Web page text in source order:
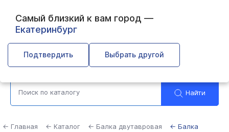
Самый близкий к вам город —
Екатеринбург
Подтвердить Выбрать другой
Нижний Тагил
Найти
← Главная ← Каталог ← Балка двутавровая
← Балка